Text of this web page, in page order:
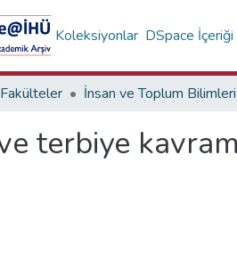
Koleksiyonlar DSpace İçeriği
Fakülteler
terbiye